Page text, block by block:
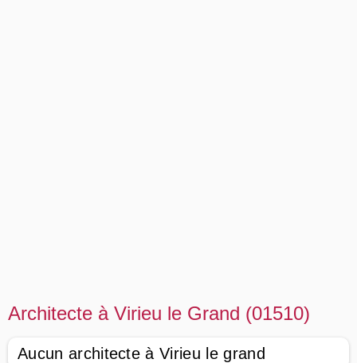
Architecte à Virieu le Grand (01510)
Aucun architecte à Virieu le grand